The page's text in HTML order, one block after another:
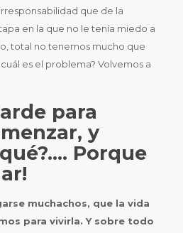
que de la
en la que no le tenía miedo a
total no tenemos mucho que
es el problema? Volvemos a
para
y
Porque
muchachos, que la vida
para vivirla. Y sobre todo